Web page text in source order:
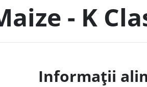
- K
Informații